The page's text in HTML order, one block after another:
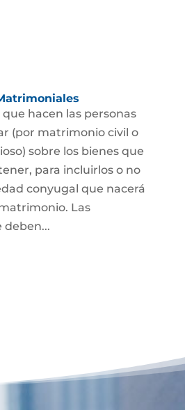
hacen las personas
(por matrimonio civil o
sobre los bienes que
para incluirlos o no
conyugal que nacerá
Las
deben...